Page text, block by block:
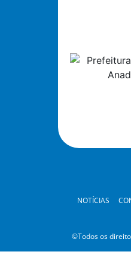
NOTÍCIAS
©Todos os